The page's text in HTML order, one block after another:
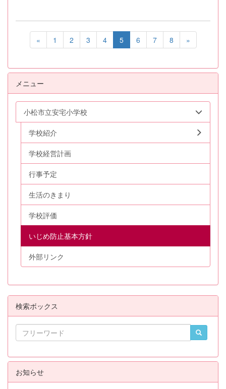
« 1 2 3 4 5 6 7 8 »
メニュー
小松市立安宅小学校
学校紹介
学校経営計画
行事予定
生活のきまり
学校評価
いじめ防止基本方針
外部リンク
検索ボックス
お知らせ